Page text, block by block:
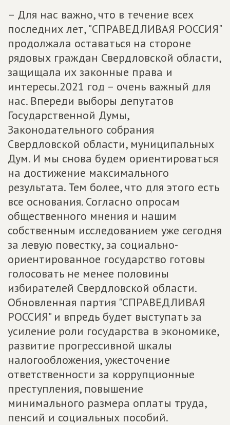
– Для нас важно, что в течение всех
последних лет, "СПРАВЕДЛИВАЯ РОССИЯ"
продолжала оставаться на стороне
рядовых граждан Свердловской области,
защищала их законные права и
интересы.2021 год – очень важный для
нас. Впереди выборы депутатов
Государственной Думы,
Законодательного собрания
Свердловской области, муниципальных
Дум. И мы снова будем ориентироваться
на достижение максимального
результата. Тем более, что для этого есть
все основания. Согласно опросам
общественного мнения и нашим
собственным исследованием уже сегодня
за левую повестку, за социально-
ориентированное государство готовы
голосовать не менее половины
избирателей Свердловской области.
Обновленная партия "СПРАВЕДЛИВАЯ
РОССИЯ" и впредь будет выступать за
усиление роли государства в экономике,
развитие прогрессивной шкалы
налогообложения, ужесточение
ответственности за коррупционные
преступления, повышение
минимального размера оплаты труда,
пенсий и социальных пособий.